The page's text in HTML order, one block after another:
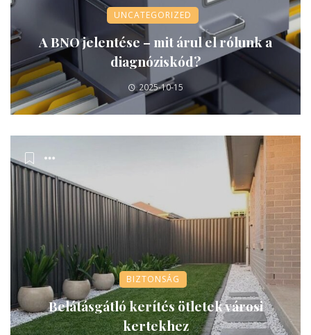
UNCATEGORIZED
A BNO jelentése – mit árul el rólunk a
diagnóziskód?
2025-10-15
BIZTONSÁG
Belátásgátló kerítés ötletek városi
kertekhez